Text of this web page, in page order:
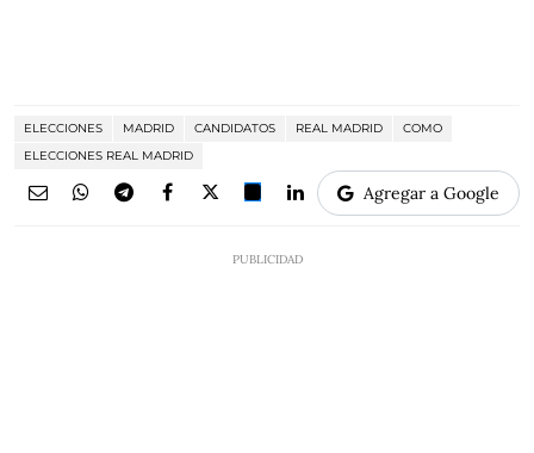
ELECCIONES MADRID CANDIDATOS REAL MADRID
COMO
ELECCIONES REAL MADRID
Agregar a Google